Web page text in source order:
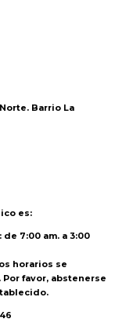
Barrio La
es:
de 7:00 am. a 3:00
horarios se
. Por favor, abstenerse